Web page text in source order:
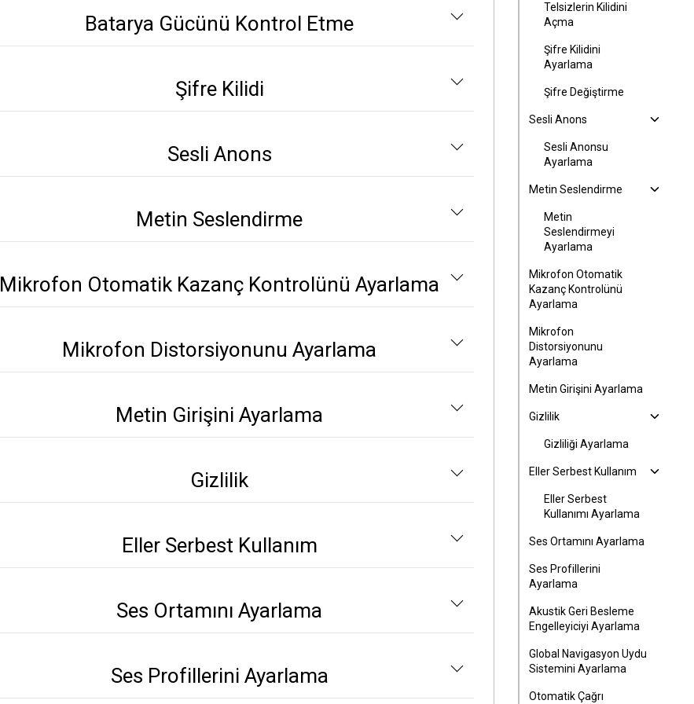
Batarya Gücünü Kontrol Etme
Şifre Kilidi
Sesli Anons
Metin Seslendirme
Mikrofon Otomatik Kazanç Kontrolünü Ayarlama
Mikrofon Distorsiyonunu Ayarlama
Metin Girişini Ayarlama
Gizlilik
Eller Serbest Kullanım
Ses Ortamını Ayarlama
Ses Profillerini Ayarlama
Telsizlerin Kilidini
Açma
Şifre Kilidini
Ayarlama
Şifre Değiştirme
Sesli Anons
Sesli Anonsu
Ayarlama
Metin Seslendirme
Metin
Seslendirmeyi
Ayarlama
Mikrofon Otomatik
Kazanç Kontrolünü
Ayarlama
Mikrofon
Distorsiyonunu
Ayarlama
Metin Girişini Ayarlama
Gizlilik
Gizliliği Ayarlama
Eller Serbest Kullanım
Eller Serbest
Kullanımı Ayarlama
Ses Ortamını Ayarlama
Ses Profillerini
Ayarlama
Akustik Geri Besleme
Engelleyiciyi Ayarlama
Global Navigasyon Uydu
Sistemini Ayarlama
Otomatik Çağrı